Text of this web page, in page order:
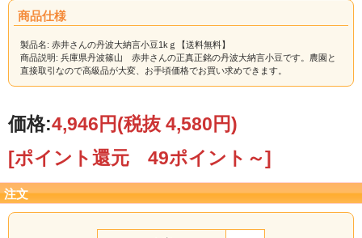
農園と直接取引なので、高級品が大変、お手頃価格でお買い求めできます。
産地名
国産（兵庫県）
商品仕様
製品名: 赤井さんの丹波大納言小豆1kｇ【送料無料】
商品説明: 兵庫県丹波篠山 赤井さんの正真正銘の丹波大納言小豆です。農園と
直接取引なので高級品が大変、お手頃価格でお買い求めできます。
価格:4,946円(税抜 4,580円)
[ポイント還元 49ポイント～]
注文